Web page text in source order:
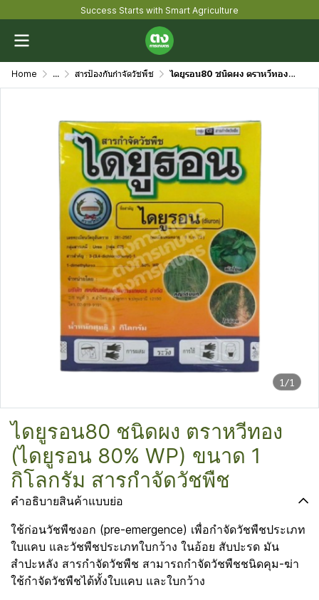
Success Starts with Smart Agriculture
Home ... สารป้องกันกำจัดวัชพืช ไดยูรอน80 ชนิดผง ตราหวีทอง (ไดยูรอน 80% WP) ขนาด 1 กิโลกรัม สารกำจัดวัชพืช
1/1
ไดยูรอน80 ชนิดผง ตราหวีทอง
(ไดยูรอน 80% WP) ขนาด 1
กิโลกรัม สารกำจัดวัชพืช
คำอธิบายสินค้าแบบย่อ
ใช้ก่อนวัชพืชงอก (pre-emergence) เพื่อกำจัดวัชพืชประเภท
ใบแคบ และวัชพืชประเภทใบกว้าง ในอ้อย สับปะรด มัน
สำปะหลัง สารกำจัดวัชพืช สามารถกำจัดวัชพืชชนิดคุม-ฆ่า
ใช้กำจัดวัชพืชได้ทั้งใบแคบ และใบกว้าง